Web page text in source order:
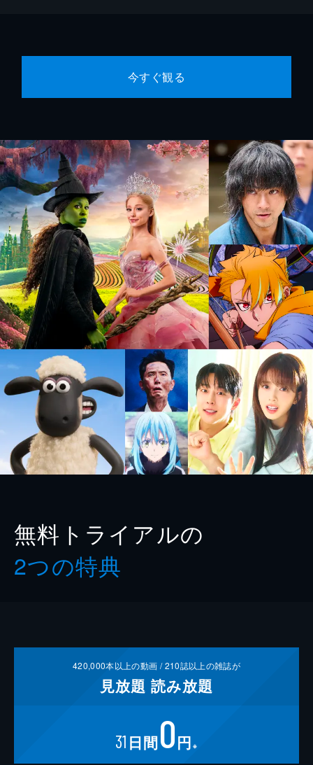
今すぐ観る
無料トライアルの
2つの特典
420,000本以上の動画 /210誌以上の雑誌が
見放題 読み放題
31 日間0円 ※